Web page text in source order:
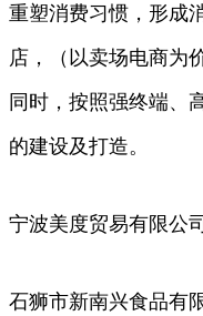
重塑消费习惯，形成
店，（以卖场电商为
同时，按照强终端、
的建设及打造。
宁波美度贸易有限公
石狮市新南兴食品有